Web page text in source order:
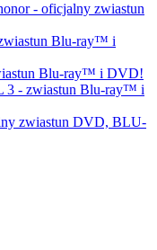
- oficjalny zwiastun
Blu-ray™ i
Blu-ray™ i DVD!
- zwiastun Blu-ray™ i
zwiastun DVD, BLU-